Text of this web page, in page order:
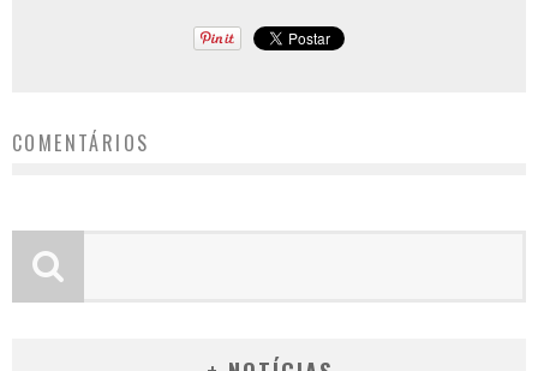
COMENTÁRIOS